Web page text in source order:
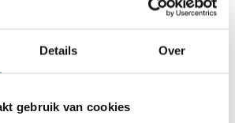
Details Over
gebruik van cookies
gemakkelijk in onderhoud. Is de plantenbak
lauw water. Gebruik
geen